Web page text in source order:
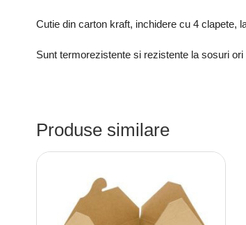
Cutie din carton kraft, inchidere cu 4 clapete,
Sunt termorezistente si rezistente la sosuri ori
Produse similare